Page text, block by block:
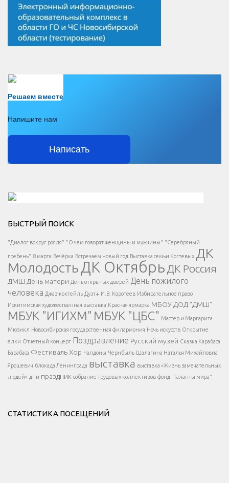
Решаем вместе
Напишите нам
Написать
Есть вопрос?
Напишите нам
</span >
Написать
</button >
</div >
</div > </div >
БЫСТРЫЙ ПОИСК
"Диалог вокруг рояля" "О чем говорят женщины и мужчины" "Серебряный
гребень" 8 марта Вечёрка Встречаем новый год Выставка семьи Когтевых ДК
МолодостьДК Октябрь ДК Россия
ДМШ День матери День открытых дверей День пожилого
человека Джаз-коктейль Дуэт+ И.В. Коротеев Избирательное право
Искитимская художественная выставка Красная ярмарка МБОУ ДОД "ДМШ"
МБУК "ИГИХМ" МБУК "ЦБС" Мастер и Маргарита
Мюзикл Новосибирская государственная филармония Ночь искусств Открытие
елки Отчетный концерт Поздравление Русский музей Сказка Карабаса
Барабаса Фестиваль Хор Чалдоны Чернбыль Шалагина Наталья Михайловна
Ярошевич блокада Ленинграда выставка выставка «Жизнь замечательных
людей» дпи праздник собрание трудовых коллективов фонд "Таланты мира"
СТАТИСТИКА ПОСЕЩЕНИЙ